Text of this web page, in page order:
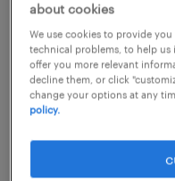
の社内se
東京都墨田区, 東
temporary
¥3200.00 per hour
posted 9 march 2026
about cookies
We use cookies to provide
technical problems, to help us
offer you more relevant
decline them, or click
change your options at any
policy.